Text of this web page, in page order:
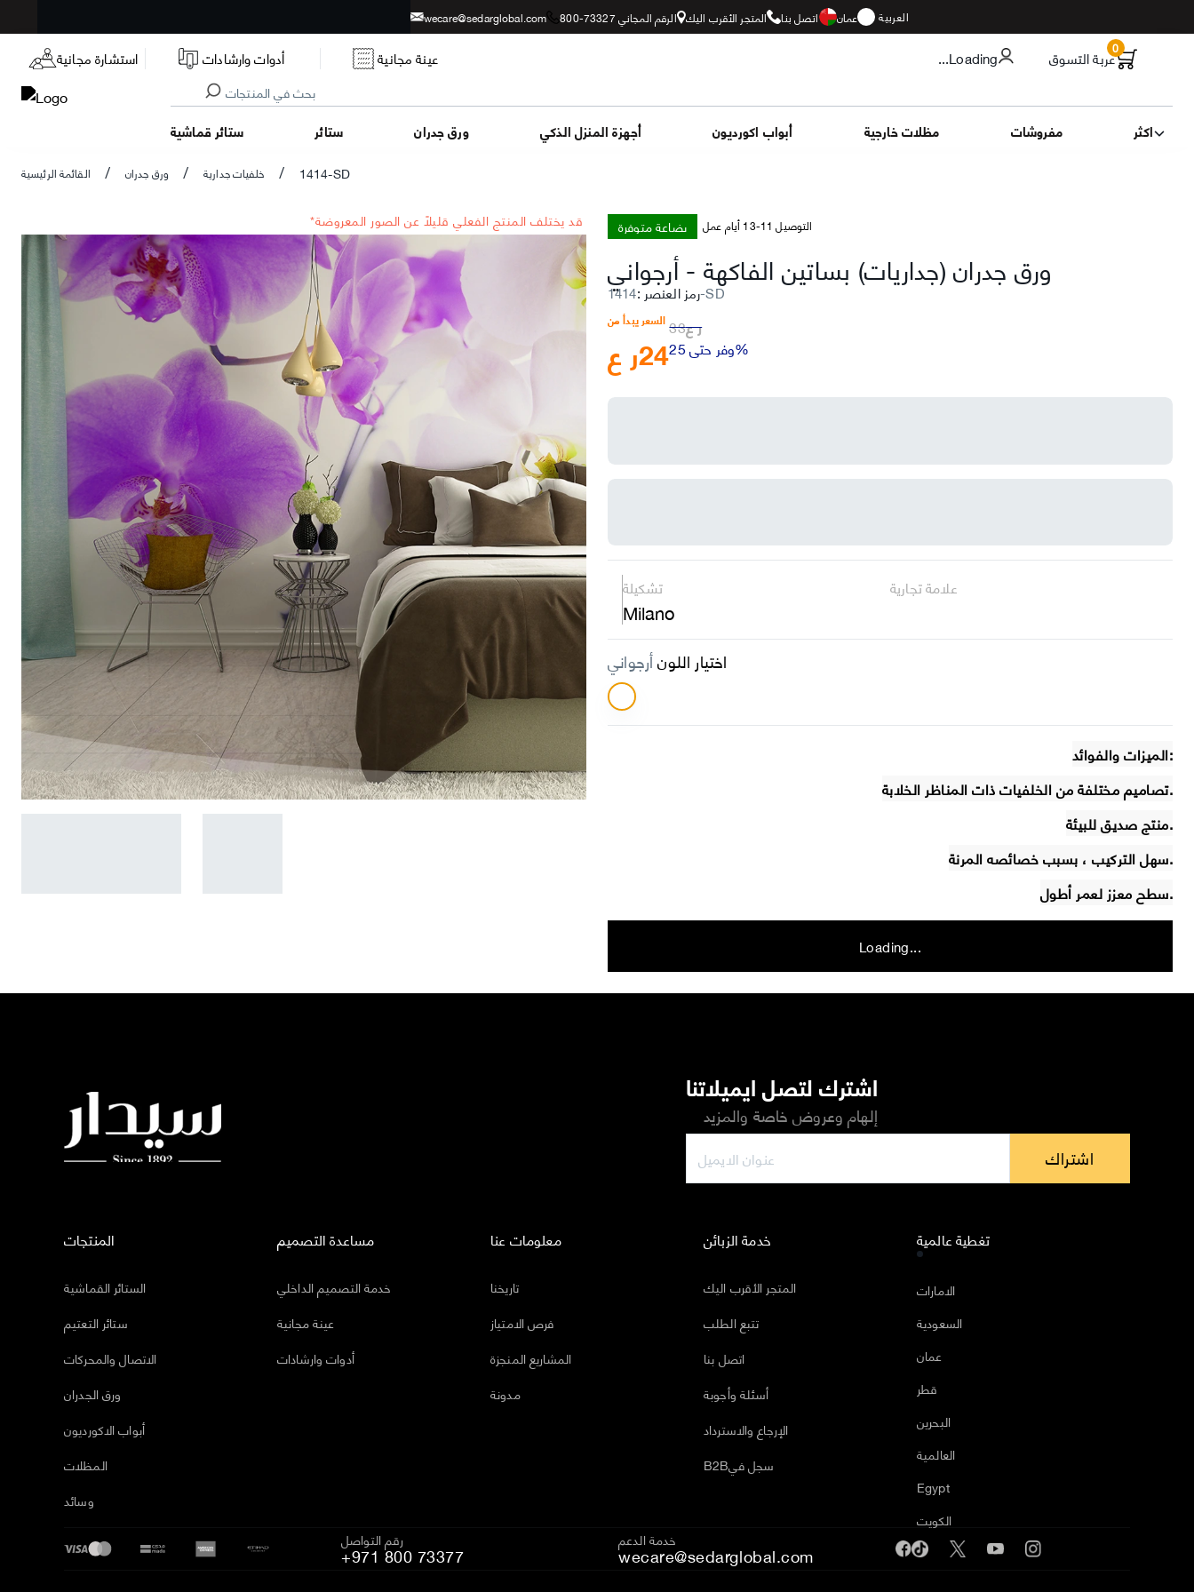
wecare@sedarglobal.com الرقم المجاني 73327-800 المتجر الأقرب اليك اتصل بنا عمان العربية
استشارة مجانية أدوات وارشادات عينة مجانية ...Loading عربة التسوق0
ستائر قماشية ستائر ورق جدران أجهزة المنزل الذكي أبواب اكورديون مظلات خارجية مفروشات اكثر
القائمة الرئيسية / ورق جدران / خلفيات جدارية / 1414-SD
*قد يختلف المنتج الفعلي قليلاً عن الصور المعروضة بضاعة متوفرة التوصيل 11-13 أيام عمل
ورق جدران (جداريات) بساتين الفاكهة-أرجواني
رمز العنصر: 1414-SD
السعر يبدأ من
ر ع24
ر ع33
وفر حتى 25%
تشكيلة
Milano
علامة تجارية
اختيار اللونأرجواني
الميزات والفوائد:
تصاميم مختلفة من الخلفيات ذات المناظر الخلابة.
منتج صديق للبيئة.
سهل التركيب ، بسبب خصائصه المرنة.
سطح معزز لعمر أطول.
Loading...
اشترك لتصل ايميلاتنا
إلهام وعروض خاصة والمزيد
اشتراك
المنتجات
الستائر القماشية
ستائر التعتيم
الاتصال والمحركات
ورق الجدران
أبواب الاكورديون
المظلات
وسائد
مساعدة التصميم
خدمة التصميم الداخلي
عينة مجانية
أدوات وارشادات
معلومات عنا
تاريخنا
فرص الامتياز
المشاريع المنجزة
مدونة
خدمة الزبائن
المتجر الأقرب اليك
تتبع الطلب
اتصل بنا
أسئلة وأجوبة
الإرجاع والاسترداد
B2Bسجل في
تغطية عالمية
الامارات
السعودية
عمان
قطر
البحرين
العالمية
Egypt
الكويت
رقم التواصل
+971 800 73377
خدمة الدعم
wecare@sedarglobal.com